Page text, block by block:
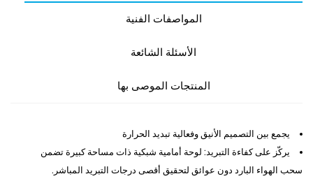
المواصفات الفنية
الأسئلة الشائعة
المنتجات الموصى بها
يجمع بين التصميم الأنيق وفعالية تبديد الحرارة
يركّز على كفاءة التبريد: لوحة أمامية شبكية ذات مساحة كبيرة تضمن
سحب الهواء البارد دون عوائق لتحقيق أقصى درجات التبريد المباشر.